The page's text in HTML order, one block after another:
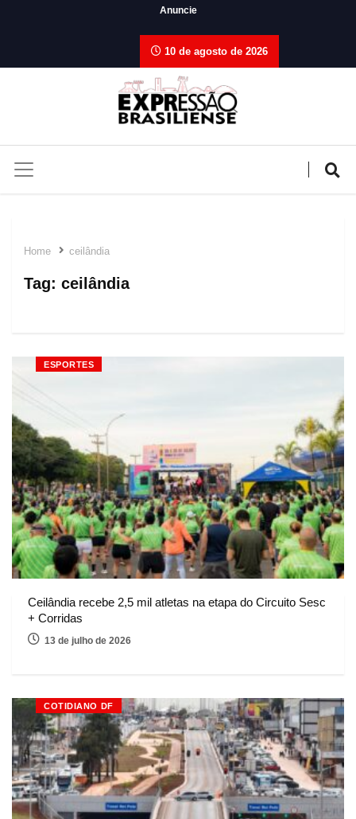
Anuncie
10 de agosto de 2026
Home ceilândia
Tag: ceilândia
ESPORTES
Ceilândia recebe 2,5 mil atletas na etapa do Circuito Sesc
+ Corridas
13 de julho de 2026
COTIDIANO DF